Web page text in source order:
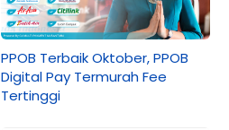
PPOB Terbaik Oktober, PPOB
Digital Pay Termurah Fee
Tertinggi